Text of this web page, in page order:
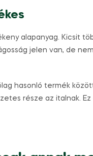
alapanyag. Kicsit
jelen van, de
hasonló termék
része az italnak. Ez